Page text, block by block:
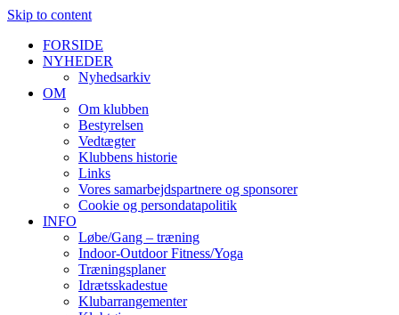
Skip to content
FORSIDE
NYHEDER
Nyhedsarkiv
OM
Om klubben
Bestyrelsen
Vedtægter
Klubbens historie
Links
Vores samarbejdspartnere og sponsorer
Cookie og persondatapolitik
INFO
Løbe/Gang – træning
Indoor-Outdoor Fitness/Yoga
Træningsplaner
Idrætsskadestue
Klubarrangementer